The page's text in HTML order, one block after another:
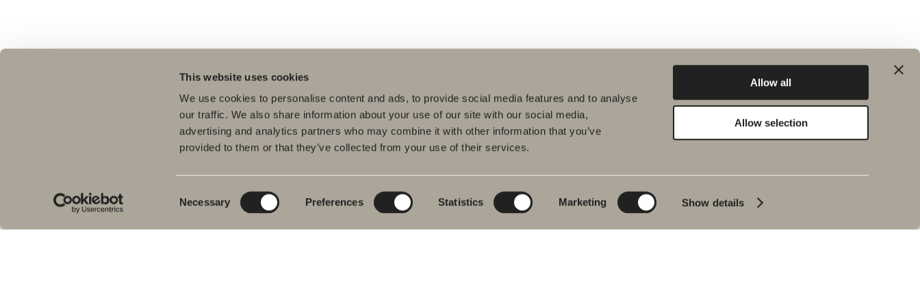
This website uses cookies
We use cookies to personalise content and ads, to provide social media features and to analyse
our traffic. We also share information about your use of our site with our social media,
advertising and analytics partners who may combine it with other information that you’ve
provided to them or that they’ve collected from your use of their services.
Selection
Necessary Preferences Statistics Marketing Show details
Allow all
Allow selection
Meiltä löydät kaiken kerralla
kylpyhuoneeseen.
Kylpyhuonekalusteista, pesualtaista ja
hanoista suihkutilakalusteisiin,
kylpyammeisiin, pyyhekuivaimiin ja wc-
Tuotteet
Kylpyhuonekalusteet
Suihkutilakalusteet
Suihku- ja
Tuotesarjat
Poem Soft
Uutuuksia
kylpyhuoneeseen
Kalustesarjat
Graniittikeramiikka
Luo kylpyhuoneesi
Kylphuoneesi
Blueprint
Luo kylpyhuoneesi
Planet
Product
People
Kylpy&Huone
Lyijynmusta
Sisustusreportaasi